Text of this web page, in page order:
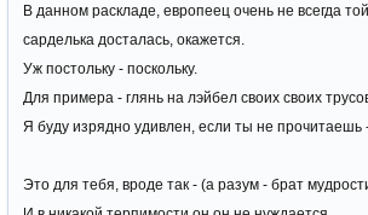
В данном раскладе, европеец очень не всегда
сарделька досталась, окажется.
Уж постольку - поскольку.
Для примера - глянь на лэйбел своих своих
Я буду изрядно удивлен, если ты не прочитаешь
Это для тебя, вроде так - (а разум - брат